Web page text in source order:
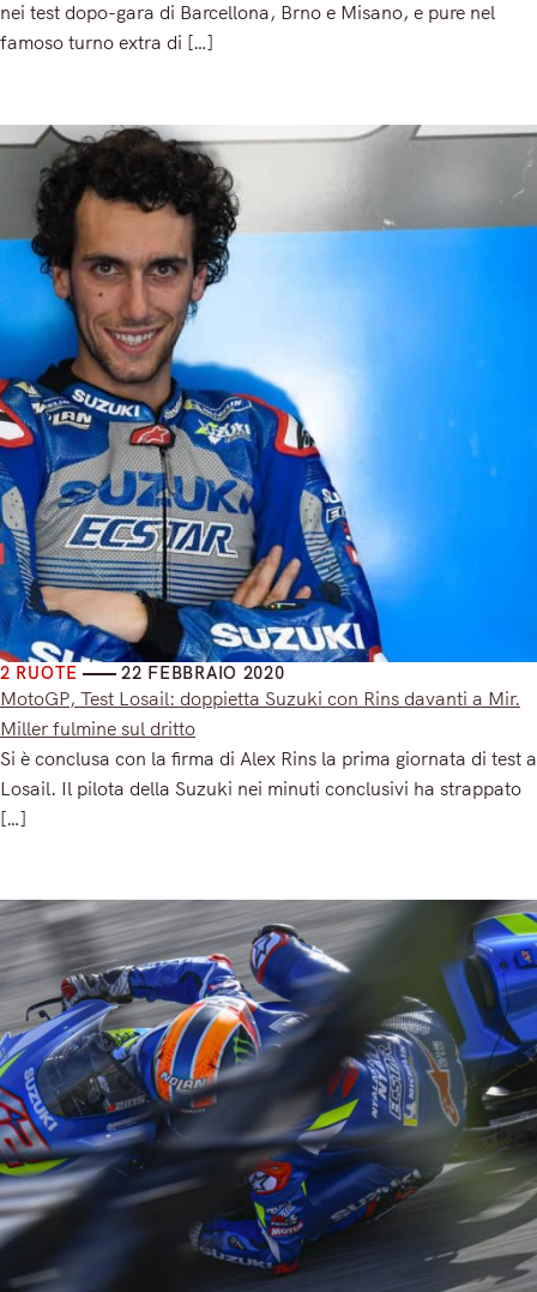
nei test dopo-gara di Barcellona, Brno e Misano, e pure nel
famoso turno extra di […]
2 RUOTE 22 FEBBRAIO 2020
MotoGP, Test Losail: doppietta Suzuki con Rins davanti a Mir.
Miller fulmine sul dritto
Si è conclusa con la firma di Alex Rins la prima giornata di test a
Losail. Il pilota della Suzuki nei minuti conclusivi ha strappato
[…]